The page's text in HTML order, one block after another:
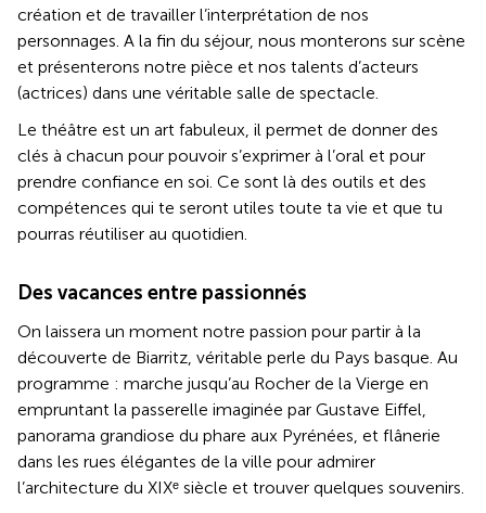
création et de travailler l’interprétation de nos
personnages. A la fin du séjour, nous monterons sur scène
et présenterons notre pièce et nos talents d’acteurs
(actrices) dans une véritable salle de spectacle.
Le théâtre est un art fabuleux, il permet de donner des
clés à chacun pour pouvoir s’exprimer à l’oral et pour
prendre confiance en soi. Ce sont là des outils et des
compétences qui te seront utiles toute ta vie et que tu
pourras réutiliser au quotidien.
Des vacances entre passionnés
On laissera un moment notre passion pour partir à la
découverte de Biarritz, véritable perle du Pays basque. Au
programme : marche jusqu’au Rocher de la Vierge en
empruntant la passerelle imaginée par Gustave Eiffel,
panorama grandiose du phare aux Pyrénées, et flânerie
dans les rues élégantes de la ville pour admirer
l’architecture du XIXᵉ siècle et trouver quelques souvenirs.